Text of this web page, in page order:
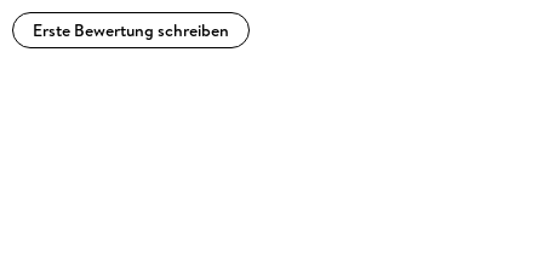
Erste Bewertung schreiben